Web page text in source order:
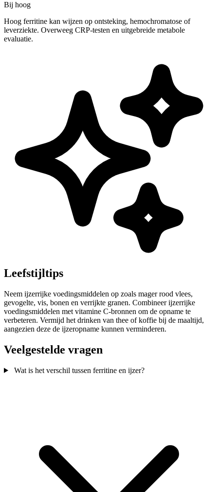
Bij hoog
Hoog ferritine kan wijzen op ontsteking, hemochromatose of
leverziekte. Overweeg CRP-testen en uitgebreide metabole
evaluatie.
Leefstijltips
Neem ijzerrijke voedingsmiddelen op zoals mager rood vlees,
gevogelte, vis, bonen en verrijkte granen. Combineer ijzerrijke
voedingsmiddelen met vitamine C-bronnen om de opname te
verbeteren. Vermijd het drinken van thee of koffie bij de maaltijd,
aangezien deze de ijzeropname kunnen verminderen.
Veelgestelde vragen
Wat is het verschil tussen ferritine en ijzer?